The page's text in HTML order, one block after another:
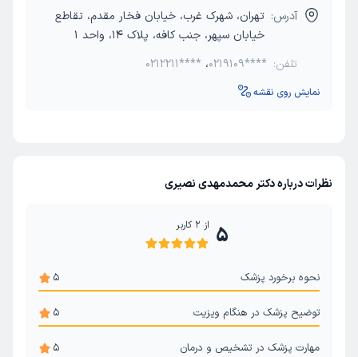
آدرس: تهران، شهرک غرب، خیابان فخار مقدم، تقاطع
خیابان سپهر، جنب کافه، پلاک 14، واحد 1
تلفن:
0212211**** ،0219109****
نمایش روی نقشه
نظرات درباره دکتر محمدمهدی نصیری
5 از 2 کاربر
نحوه برخورد پزشک 5
توضیح پزشک در هنگام ویزیت 5
مهارت پزشک در تشخیص و درمان 5